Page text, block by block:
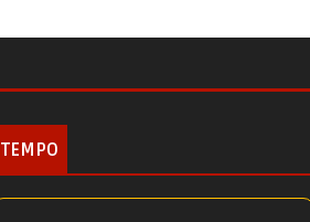
TEMPO